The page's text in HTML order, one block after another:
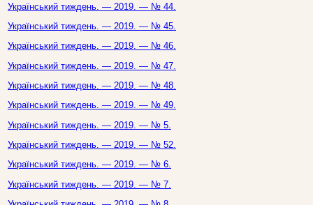
Український тиждень. — 2019. — № 44.
Український тиждень. — 2019. — № 45.
Український тиждень. — 2019. — № 46.
Український тиждень. — 2019. — № 47.
Український тиждень. — 2019. — № 48.
Український тиждень. — 2019. — № 49.
Український тиждень. — 2019. — № 5.
Український тиждень. — 2019. — № 52.
Український тиждень. — 2019. — № 6.
Український тиждень. — 2019. — № 7.